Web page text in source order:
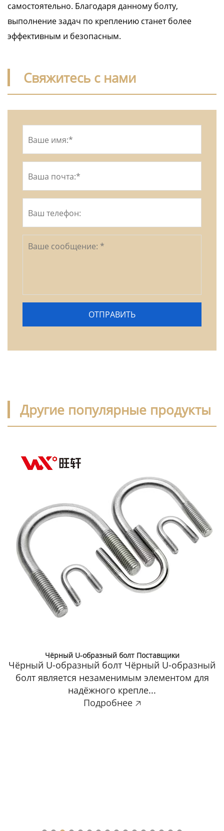
самостоятельно. Благодаря данному болту,
выполнение задач по креплению станет более
эффективным и безопасным.
Свяжитесь с нами
Другие популярные продукты
Чёрный U-образный болт Поставщики
Чёрный U-образный болт Чёрный U-образный
болт является незаменимым элементом для
надёжного крепле...
Подробнее 🡥